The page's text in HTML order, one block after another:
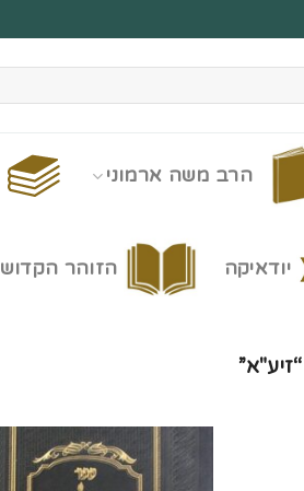
הרב משה ארמוני
יודאיקה הזוהר הקדוש